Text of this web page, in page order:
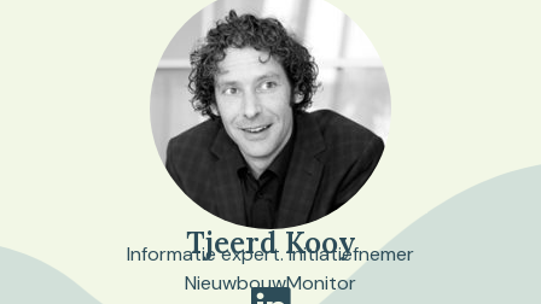
Tjeerd Kooy
Informatie expert. Initiatiefnemer
NieuwbouwMonitor